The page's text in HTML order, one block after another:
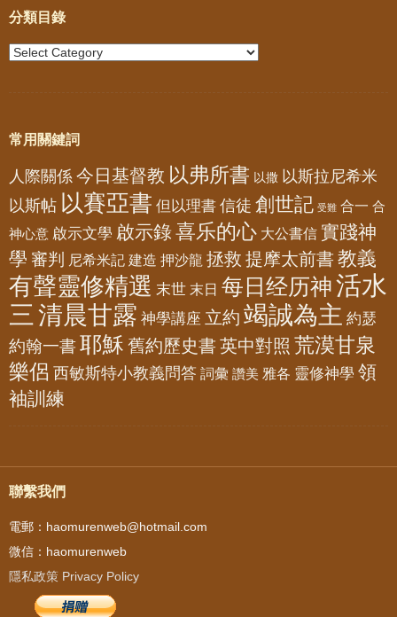
分類目錄
常用關鍵詞
人際關係 今日基督教 以弗所書 以撒 以斯拉尼希米
以斯帖 以賽亞書 但以理書 信徒 創世記 受難 合一 合
神心意 啟示文學 啟示錄喜乐的心 大公書信 實踐神
學 審判 尼希米記 建造 押沙龍 拯救 提摩太前書 教義
有聲靈修精選 末世 末日 每日经历神活水
三 清晨甘露 神學講座 立約 竭誠為主 約瑟
約翰一書耶穌 舊約歷史書 英中對照 荒漠甘泉
樂侶 西敏斯特小教義問答 詞彙 讚美 雅各 靈修神學 領
袖訓練
聯繫我們
電郵：haomurenweb@hotmail.com
微信：haomurenweb
隱私政策 Privacy Policy